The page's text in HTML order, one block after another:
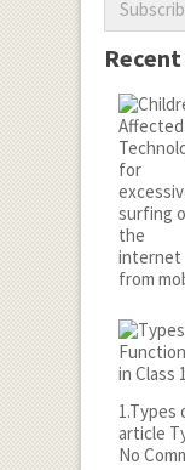
1.Types
article
No